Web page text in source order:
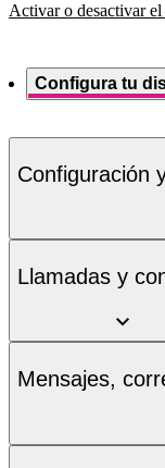
Activar o desactivar
Configura tu
Configuración
Llamadas y
Mensajes,